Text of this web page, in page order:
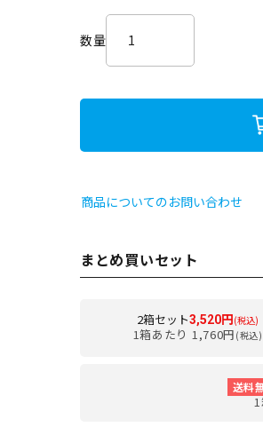
須
商品についてのお問い合わせ
まとめ買いセット
2箱セット3,520円 (税込)
1箱あたり 1,760円 (税込)
送料